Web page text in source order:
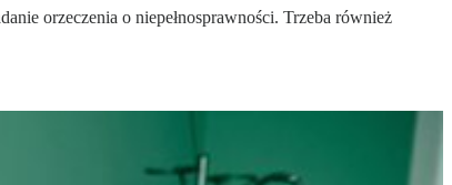
orzeczenia o niepełnosprawności. Trzeba również